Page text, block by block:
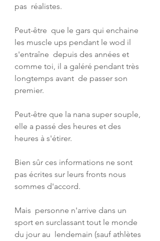
pas  réalistes.
Peut-être  que le gars qui enchaine
les muscle ups pendant le wod il
s'entraîne  depuis des années et
comme toi, il a galéré pendant très
longtemps avant  de passer son
premier.
Peut-être que la nana super souple,
elle a passé des heures et des
heures à s'étirer.
Bien sûr ces informations ne sont
pas écrites sur leurs fronts nous
sommes d'accord.
Mais  personne n'arrive dans un
sport en surclassant tout le monde
du jour au  lendemain (sauf athlètes